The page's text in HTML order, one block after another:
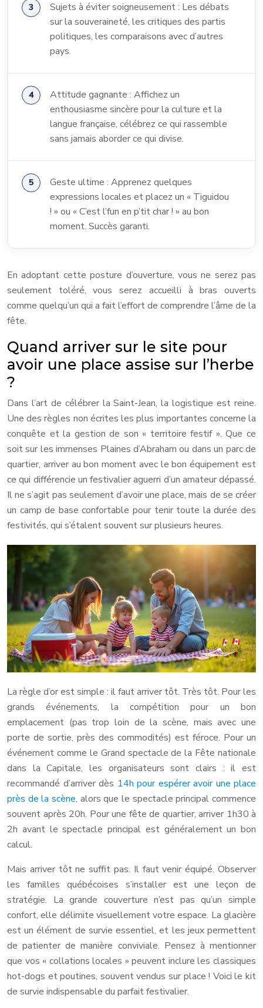
Sujets à éviter soigneusement : Les débats
sur la souveraineté, les critiques des partis
politiques, les comparaisons avec d’autres
pays.
Attitude gagnante : Affichez un
enthousiasme sincère pour la culture et la
langue française, célébrez ce qui rassemble
sans jamais aborder ce qui divise.
Geste ultime : Apprenez quelques
expressions locales et placez un « Tiguidou
! » ou « C’est l’fun en p’tit char ! » au bon
moment. Succès garanti.
En adoptant cette posture d’ouverture, vous ne serez pas
seulement toléré, vous serez accueilli à bras ouverts
comme quelqu’un qui a fait l’effort de comprendre l’âme de la
fête.
Quand arriver sur le site pour
avoir une place assise sur l’herbe
?
Dans l’art de célébrer la Saint-Jean, la logistique est reine.
Une des règles non écrites les plus importantes concerne la
conquête et la gestion de son « territoire festif ». Que ce
soit sur les immenses Plaines d’Abraham ou dans un parc de
quartier, arriver au bon moment avec le bon équipement est
ce qui différencie un festivalier aguerri d’un amateur dépassé.
Il ne s’agit pas seulement d’avoir une place, mais de se créer
un camp de base confortable pour tenir toute la durée des
festivités, qui s’étalent souvent sur plusieurs heures.
La règle d’or est simple : il faut arriver tôt. Très tôt. Pour les
grands événements, la compétition pour un bon
emplacement (pas trop loin de la scène, mais avec une
porte de sortie, près des commodités) est féroce. Pour un
événement comme le Grand spectacle de la Fête nationale
dans la Capitale, les organisateurs sont clairs : il est
recommandé d’arriver dès 14h pour espérer avoir une place
près de la scène, alors que le spectacle principal commence
souvent après 20h. Pour une fête de quartier, arriver 1h30 à
2h avant le spectacle principal est généralement un bon
calcul.
Mais arriver tôt ne suffit pas. Il faut venir équipé. Observer
les familles québécoises s’installer est une leçon de
stratégie. La grande couverture n’est pas qu’un simple
confort, elle délimite visuellement votre espace. La glacière
est un élément de survie essentiel, et les jeux permettent
de patienter de manière conviviale. Pensez à mentionner
que vos « collations locales » peuvent inclure les classiques
hot-dogs et poutines, souvent vendus sur place ! Voici le kit
de survie indispensable du parfait festivalier.